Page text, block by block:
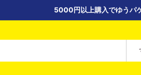
5000円以上購入でゆうパ